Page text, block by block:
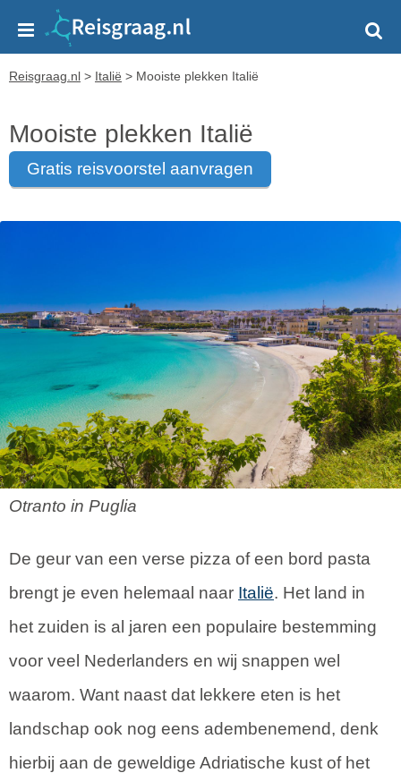
Reisgraag.nl > Italië > Mooiste plekken Italië
Mooiste plekken Italië
gratis reisvoorstel aanvragen
Otranto in Puglia
De geur van een verse pizza of een bord pasta
brengt je even helemaal naar Italië. Het land in
het zuiden is al jaren een populaire bestemming
voor veel Nederlanders en wij snappen wel
waarom. Want naast dat lekkere eten is het
landschap ook nog eens adembenemend, denk
hierbij aan de geweldige Adriatische kust of het